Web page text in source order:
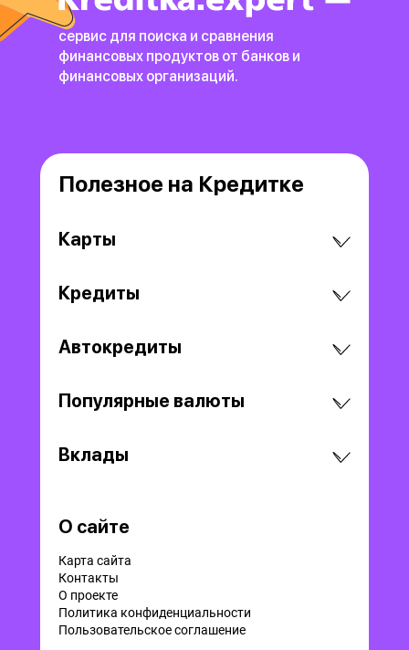
сервис для поиска и сравнения
финансовых продуктов от банков и
финансовых организаций.
Полезное на Кредитке
Карты
Кредиты
Автокредиты
Популярные валюты
Вклады
О сайте
Карта сайта
Контакты
О проекте
Политика конфиденциальности
Пользовательское соглашение